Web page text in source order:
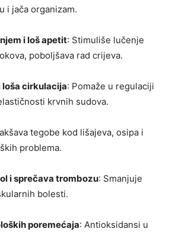
i jača organizam.
i loš apetit: Stimuliše lučenje
poboljšava rad crijeva.
loša cirkulacija: Pomaže u regulaciji
krvnih sudova.
tegobe kod lišajeva, osipa i
problema.
i sprečava trombozu: Smanjuje
bolesti.
poremećaja: Antioksidansi u